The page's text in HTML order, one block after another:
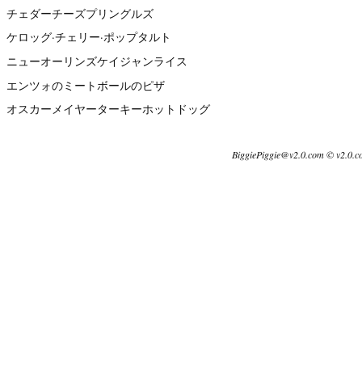
チェダーチーズプリングルズ
ケロッグ·チェリー·ポップタルト
ニューオーリンズケイジャンライス
エンツォのミートボールのピザ
オスカーメイヤーターキーホットドッグ
BiggiePiggie@v2.0.com ©